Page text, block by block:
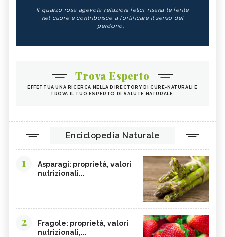
Il quarzo rosa agevola relazioni felici, risana le ferite
nel cuore e contribuisce a fortificare il senso del
perdono.
Trova Esperto
EFFETTUA UNA RICERCA NELLA DIRECTORY DI CURE-NATURALI E
TROVA IL TUO ESPERTO DI SALUTE NATURALE.
Enciclopedia Naturale
1
Asparagi: proprietà, valori
nutrizionali...
2
Fragole: proprietà, valori
nutrizionali,...